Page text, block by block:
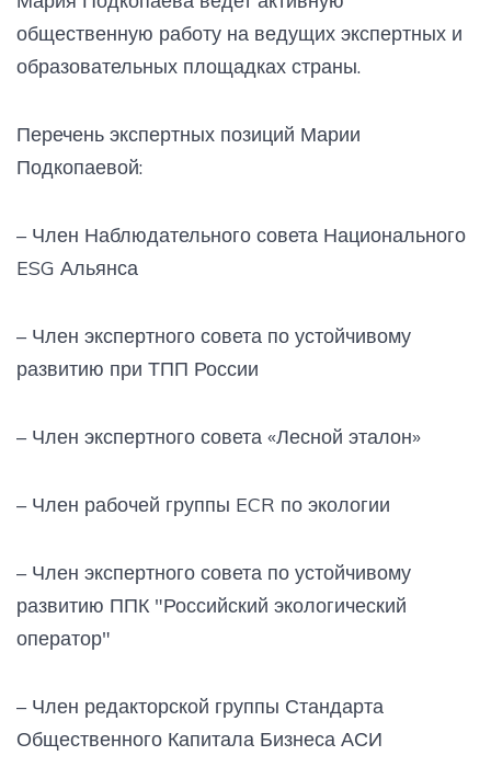
общественную работу на ведущих экспертных и
образовательных площадках страны.
Перечень экспертных позиций Марии
Подкопаевой:
– Член Наблюдательного совета Национального
ESG Альянса
– Член экспертного совета по устойчивому
развитию при ТПП России
– Член экспертного совета «Лесной эталон»
– Член рабочей группы ECR по экологии
– Член экспертного совета по устойчивому
развитию ППК "Российский экологический
оператор"
– Член редакторской группы Стандарта
Общественного Капитала Бизнеса АСИ